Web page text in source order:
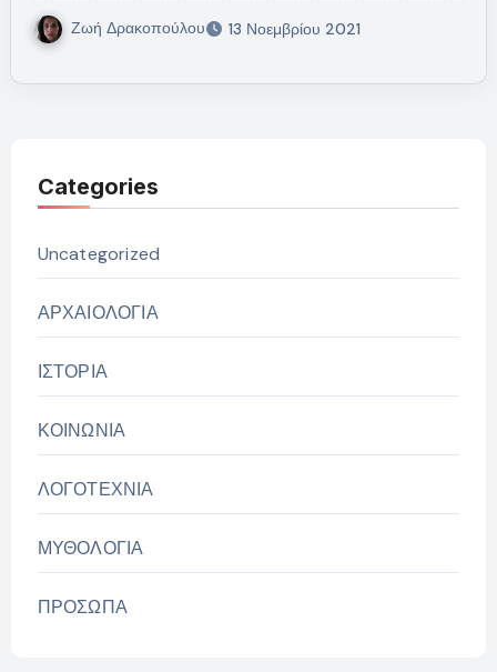
Ζωή Δρακοπούλου 13 Νοεμβρίου 2021
Categories
Uncategorized
ΑΡΧΑΙΟΛΟΓΙΑ
ΙΣΤΟΡΙΑ
ΚΟΙΝΩΝΙΑ
ΛΟΓΟΤΕΧΝΙΑ
ΜΥΘΟΛΟΓΙΑ
ΠΡΟΣΩΠΑ